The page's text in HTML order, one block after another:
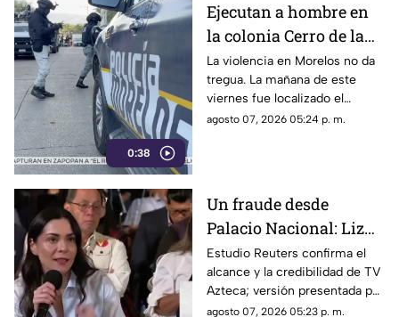
al interior de las unidades.
0:38
Ejecutan a hombre en
la colonia Cerro de la
Corona
La violencia en Morelos no da
tregua. La mañana de este
viernes fue localizado el
cuerpo de un hombre con
agosto 07, 2026 05:24 p. m.
Un fraude desde
Palacio Nacional: Liz
Vilchis intentó
desvirtuar estudio de
Reuters sobre la
Estudio Reuters confirma el
alcance y la credibilidad de TV
Azteca; versión presentada por
Liz Vilchis fue cuestionada al
agosto 07, 2026 05:23 p. m.